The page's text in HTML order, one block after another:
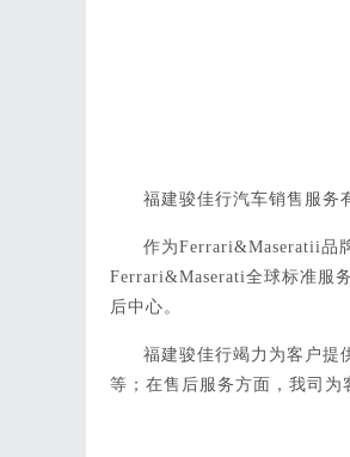
福建骏佳行汽车销售服务
作为Ferrari&Maseratii品
Ferrari&Maserati全球标准服
后中心。
福建骏佳行竭力为客户提
等；在售后服务方面，我司为